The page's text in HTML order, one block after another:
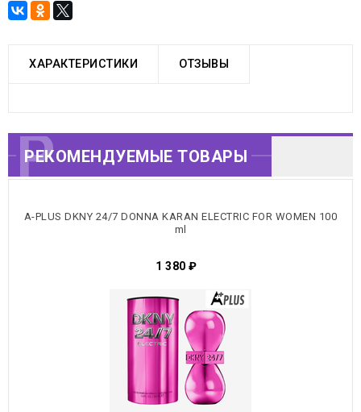
ХАРАКТЕРИСТИКИ ОТЗЫВЫ
РЕКОМЕНДУЕМЫЕ
ТОВАРЫ
РЕКОМЕНДУЕМЫЕ ТОВАРЫ
A-PLUS DKNY 24/7 DONNA KARAN ELECTRIC FOR WOMEN 100
ml
1 380 ₽